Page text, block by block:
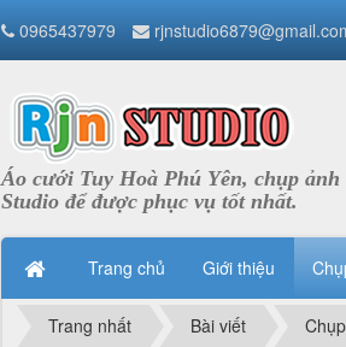
0965437979
Áo cưới Tuy Hoà Phú Yên, chụp
Studio để được phục vụ tốt nhất.
Trang chủ Giới thiệu
Trang nhất Bài viết